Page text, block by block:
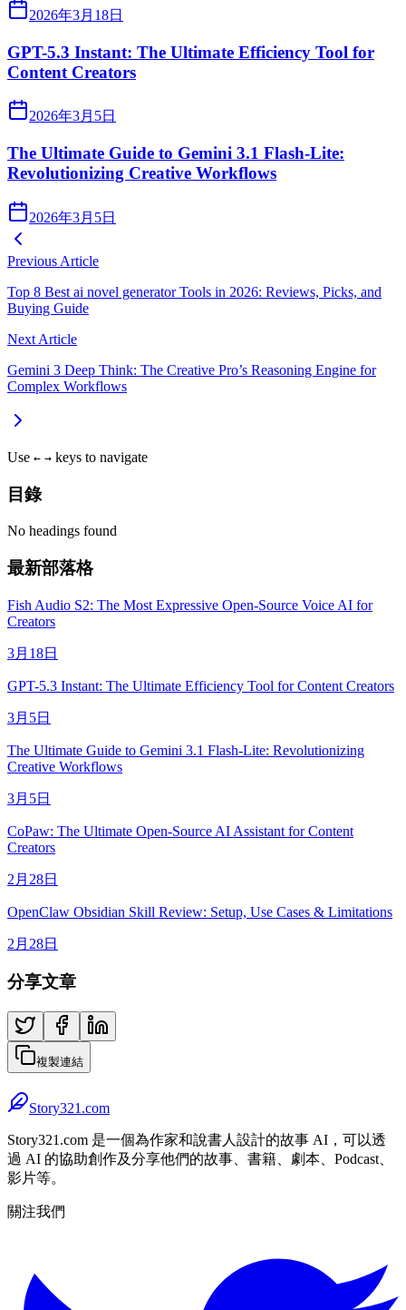
2026年3月18日
GPT-5.3 Instant: The Ultimate Efficiency Tool for
Content Creators
2026年3月5日
The Ultimate Guide to Gemini 3.1 Flash-Lite:
Revolutionizing Creative Workflows
2026年3月5日
Previous Article
Top 8 Best ai novel generator Tools in 2026: Reviews, Picks, and
Buying Guide
Next Article
Gemini 3 Deep Think: The Creative Pro’s Reasoning Engine for
Complex Workflows
Use ← → keys to navigate
目錄
No headings found
最新部落格
Fish Audio S2: The Most Expressive Open-Source Voice AI for
Creators
3月18日
GPT-5.3 Instant: The Ultimate Efficiency Tool for Content Creators
3月5日
The Ultimate Guide to Gemini 3.1 Flash-Lite: Revolutionizing
Creative Workflows
3月5日
CoPaw: The Ultimate Open-Source AI Assistant for Content
Creators
2月28日
OpenClaw Obsidian Skill Review: Setup, Use Cases & Limitations
2月28日
分享文章
複製連結
Story321.com
Story321.com 是一個為作家和說書人設計的故事 AI，可以透
過 AI 的協助創作及分享他們的故事、書籍、劇本、Podcast、
影片等。
關注我們